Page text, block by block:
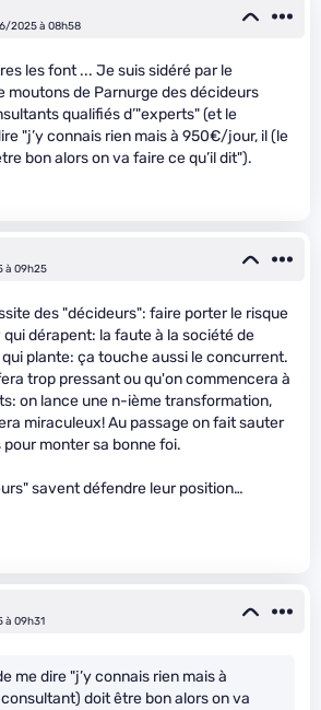
2025 à 08h58
les font ... Je suis sidéré par le
moutons de Parnurge des décideurs
qualifiés d’"experts" (et le
"j’y connais rien mais à 950€/jour, il (le
bon alors on va faire ce qu’il dit").
à 09h25
des "décideurs": faire porter le risque
dérapent: la faute à la société de
plante: ça touche aussi le concurrent.
trop pressant ou qu'on commencera à
on lance une n-ième transformation,
miraculeux! Au passage on fait sauter
monter sa bonne foi.
savent défendre leur position…
09h31
me dire "j’y connais rien mais à
doit être bon alors on va